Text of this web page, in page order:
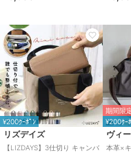
¥200ｸｰﾎﾟﾝ
リズデイズ
【LIZDAYS】3仕切り キャンバ
期間限
¥200ｸｰ
ヴィ
本革×